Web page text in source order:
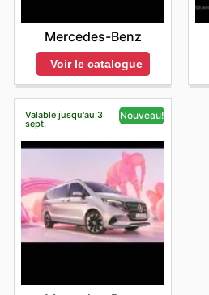
Mercedes-Benz
Voir le catalogue
Valable jusqu'au 3
sept.
Nouveau!